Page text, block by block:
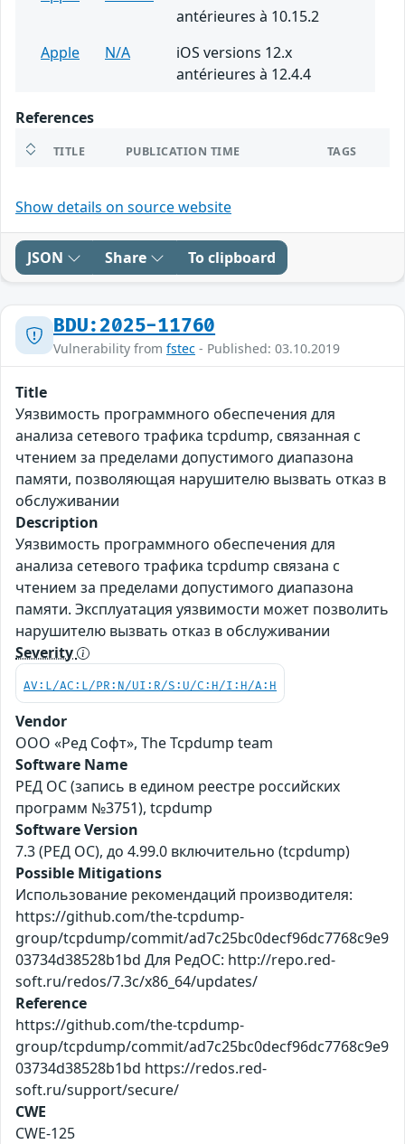
antérieures à 10.15.2
Apple
N/A
iOS versions 12.x
antérieures à 12.4.4
References
TITLE PUBLICATION TIME TAGS
Show details on source website
JSON Share To clipboard
BDU:2025-11760
Vulnerability from fstec - Published: 03.10.2019
Title
Уязвимость программного обеспечения для
анализа сетевого трафика tcpdump, связанная с
чтением за пределами допустимого диапазона
памяти, позволяющая нарушителю вызвать отказ в
обслуживании
Description
Уязвимость программного обеспечения для
анализа сетевого трафика tcpdump связана с
чтением за пределами допустимого диапазона
памяти. Эксплуатация уязвимости может позволить
нарушителю вызвать отказ в обслуживании
Severity
AV:L/AC:L/PR:N/UI:R/S:U/C:H/I:H/A:H
Vendor
ООО «Ред Софт», The Tcpdump team
Software Name
РЕД ОС (запись в едином реестре российских
программ №3751), tcpdump
Software Version
7.3 (РЕД ОС), до 4.99.0 включительно (tcpdump)
Possible Mitigations
Использование рекомендаций производителя:
https://github.com/the-tcpdump-
group/tcpdump/commit/ad7c25bc0decf96dc7768c9e9
03734d38528b1bd Для РедОС: http://repo.red-
soft.ru/redos/7.3c/x86_64/updates/
Reference
https://github.com/the-tcpdump-
group/tcpdump/commit/ad7c25bc0decf96dc7768c9e9
03734d38528b1bd https://redos.red-
soft.ru/support/secure/
CWE
CWE-125